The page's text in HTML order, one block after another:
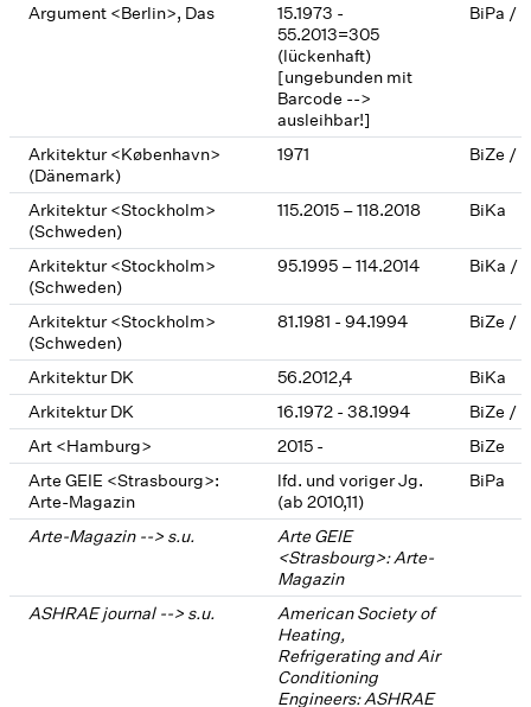
Argument <Berlin>, Das
15.1973 -
55.2013=305
(lückenhaft)
[ungebunden mit
Barcode -->
ausleihbar!]
BiPa /
Arkitektur <København>
(Dänemark)
1971 BiZe /
Arkitektur <Stockholm>
(Schweden)
115.2015 – 118.2018 BiKa
Arkitektur <Stockholm>
(Schweden)
95.1995 – 114.2014 BiKa /
Arkitektur <Stockholm>
(Schweden)
81.1981 - 94.1994 BiZe /
Arkitektur DK 56.2012,4
BiKa
Arkitektur DK
16.1972 - 38.1994
BiZe /
Art <Hamburg>
2015 -
BiZe
Arte GEIE <Strasbourg>:
Arte-Magazin
lfd. und voriger Jg.
(ab 2010,11)
BiPa
Arte-Magazin --> s.u.
Arte GEIE
<Strasbourg>: Arte-
Magazin
ASHRAE journal --> s.u.
American Society of
Heating,
Refrigerating and Air
Conditioning
Engineers: ASHRAE